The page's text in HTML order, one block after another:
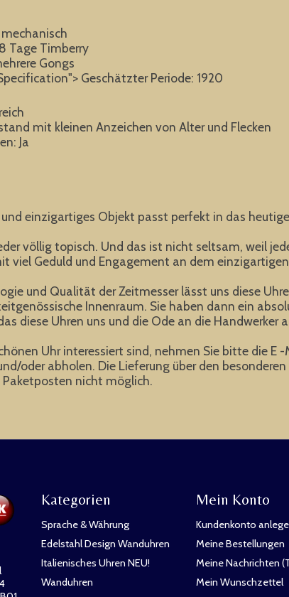
Tage Timberry
Gongs
Geschätzter Periode: 1920
mit kleinen Anzeichen von Alter und Flecken
Ja
einzigartiges Objekt passt perfekt in das
völlig topisch. Und das ist nicht seltsam, weil
viel Geduld und Engagement an dem
und Qualität der Zeitmesser lässt uns diese
Innenraum. Sie haben dann ein
diese Uhren uns und die Ode an die
Uhr interessiert sind, nehmen Sie bitte die
oder abholen. Die Lieferung über den
nicht möglich.
Kategorien
Sprache & Währung
Edelstahl Design Wanduhren
Italienisches Uhren NEU!
Wanduhren
Mein Konto
Kundenkonto
Meine Bestellungen
Meine Nachrichten
Mein Wunschzettel